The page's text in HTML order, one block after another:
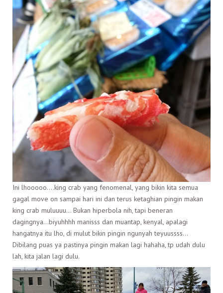
Ini lhooooo….king crab yang fenomenal, yang bikin kita semua
gagal move on sampai hari ini dan terus ketaghian pingin makan
king crab muluuuu… Bukan hiperbola nih, tapi beneran
dagingnya…biyuhhhh manisss dan muantap, kenyal, apalagi
hangatnya itu lho, di mulut bikin pingin ngunyah teyuussss…
Dibilang puas ya pastinya pingin makan lagi hahaha, tp udah dulu
lah, kita jalan lagi dulu.